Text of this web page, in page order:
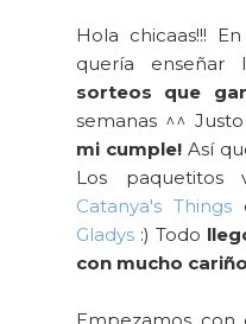
Hola chicaas!!!
quería enseñar
sorteos que
semanas ^^
mi cumple! Así
Los paquetitos
Catanya's Things
Gladys :) Todo
con mucho